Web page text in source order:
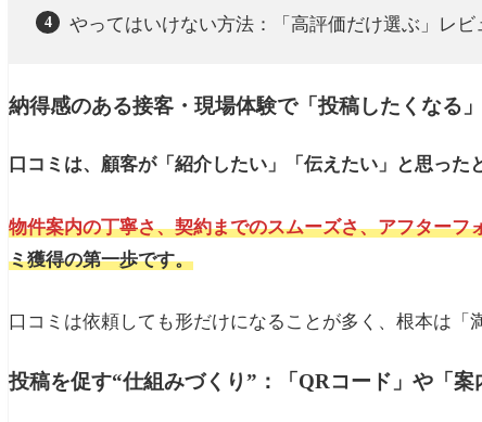
やってはいけない方法：「高評価だけ選ぶ」レ
納得感のある接客・現場体験で「投稿したくなる
口コミは、顧客が「紹介したい」「伝えたい」と思った
物件案内の丁寧さ、契約までのスムーズさ、アフター
ミ獲得の第一歩です。
口コミは依頼しても形だけになることが多く、根本は「
投稿を促す“仕組みづくり”：「QRコード」や「